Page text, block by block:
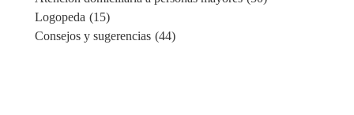
Logopeda (15)
Consejos y sugerencias (44)